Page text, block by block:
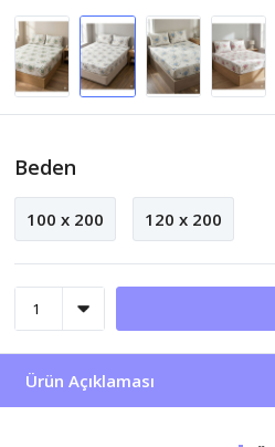
Beden
100 x 200 120 x 200
Ürün Açıklaması